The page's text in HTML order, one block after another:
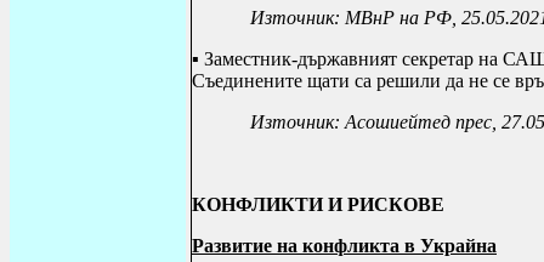
Източник: МВнР на РФ,
▪ Заместник-държавният секретар на
Съединените щати са решили да не се
Източник: Асошиейтед прес,
КОНФЛИКТИ И РИСКОВЕ
Развитие на конфликта в Украйна